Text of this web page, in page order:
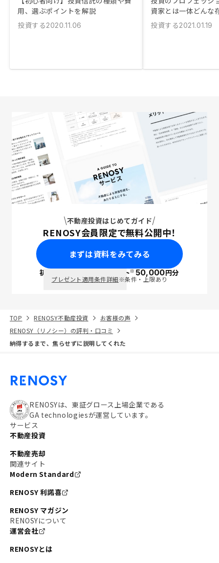
用、選ぶポイントを解説
投資する2020.11.06
資家とは一体どんな
投資する2021.01.19
不動産投資はじめてガイド
RENOSY会員限定で無料公開中！
まずは資料をみてみる
初回面談で ポイント※50,000円分
プレゼント適用条件詳細※条件・上限あり
TOP RENOSY不動産投資
お客様の声
RENOSY（リノシー）の評判・口コミ
納得するまで、焦らせずに説明してくれた
RENOSYは、東証グロース上場企業である
GA technologiesが運営しています。
サービス
不動産投資
不動産売却
関連サイト
Modern Standard
RENOSY 利諾喜
RENOSY マガジン
RENOSYについて
運営会社
RENOSYとは